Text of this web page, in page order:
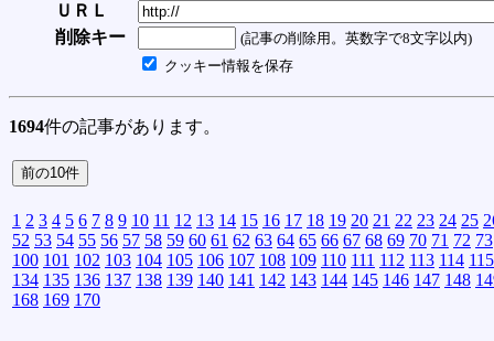
ＵＲＬ
削除キー
(記事の削除用。英数字で8文字以内)
クッキー情報を保存
1694件の記事があります。
1 2 3 4 5 6 7 8 9 10 11 12 13 14 15 16 17 18 19 20 21 22 23 24 25
52 53 54 55 56 57 58 59 60 61 62 63 64 65 66 67 68 69 70 71 72 73
100 101 102 103 104 105 106 107 108 109 110 111 112 113 114 115
134 135 136 137 138 139 140 141 142 143 144 145 146 147 148
168 169 170